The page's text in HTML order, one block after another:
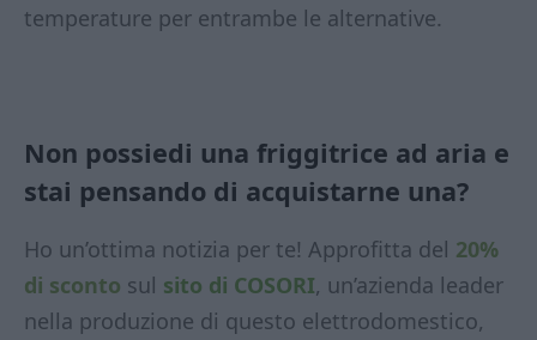
temperature per entrambe le alternative.
Non possiedi una friggitrice ad aria e
stai pensando di acquistarne una?
Ho un’ottima notizia per te! Approfitta del 20%
di sconto sul sito di COSORI, un’azienda leader
nella produzione di questo elettrodomestico,